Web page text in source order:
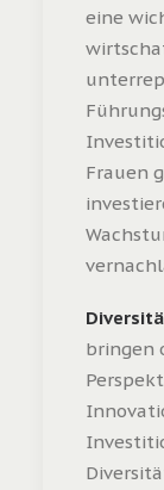
eine
Frauen
bringen